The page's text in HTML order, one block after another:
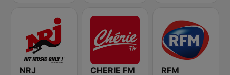
NRJ CHERIE FM RFM